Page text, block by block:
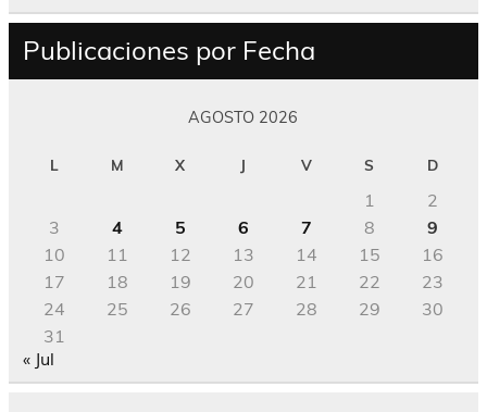
Publicaciones por Fecha
AGOSTO 2026
L M X J V S D
1
2
3
4 5 6 7 8
9
10
11 12 13 14 15
16
17
18 19 20 21 22
23
24
25 26 27 28 29
30
31
« Jul